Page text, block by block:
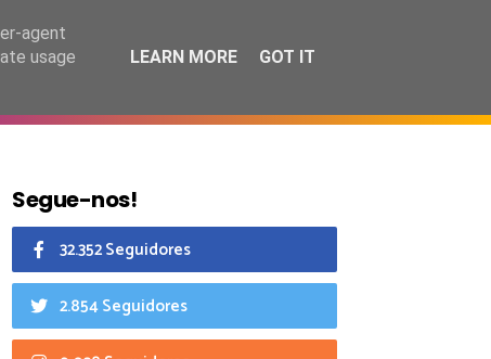
CALENDÁRIO
Segue-nos!
32.352 Seguidores
2.854 Seguidores
agent
usage
LEARN MORE GOT IT